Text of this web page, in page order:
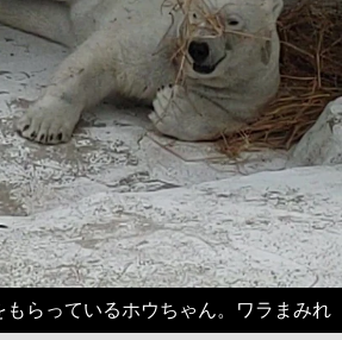
もらっているホウちゃん。ワラまみれ